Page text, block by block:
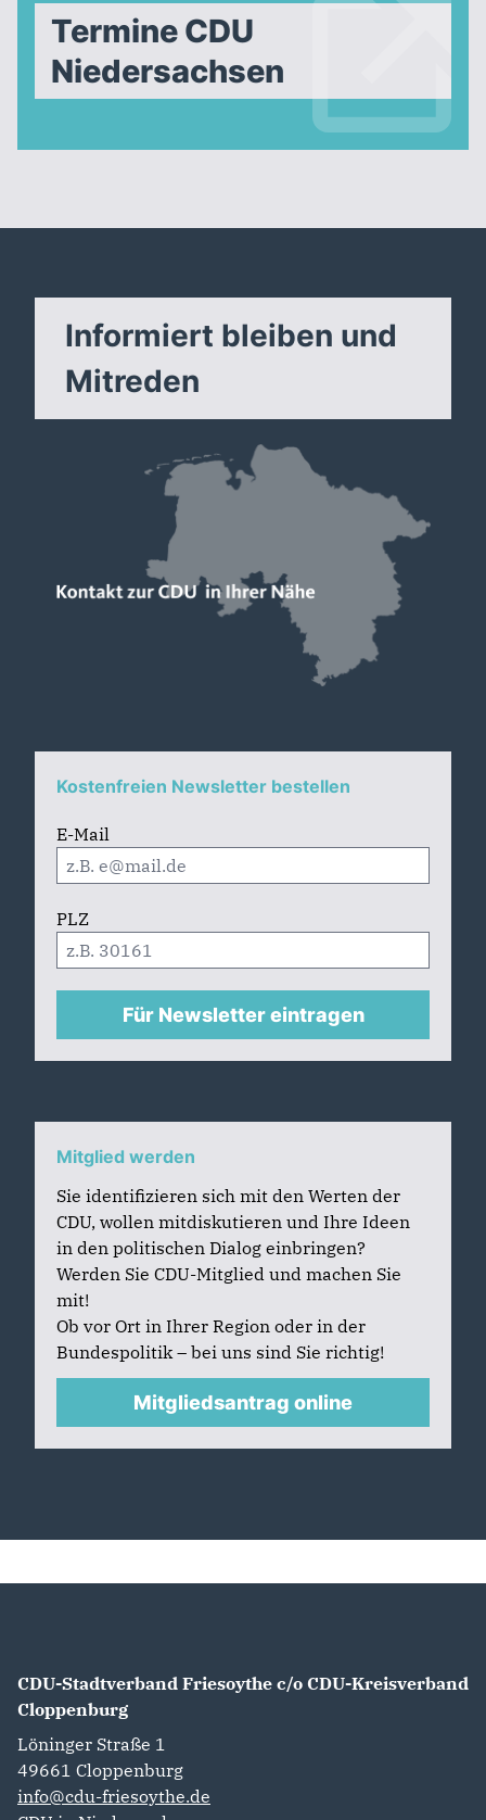
Termine CDU
Niedersachsen
Informiert bleiben und
Mitreden
Kostenfreien Newsletter bestellen
E-Mail
PLZ
Für Newsletter eintragen
Mitglied werden
Sie identifizieren sich mit den Werten der
CDU, wollen mitdiskutieren und Ihre Ideen
in den politischen Dialog einbringen?
Werden Sie CDU-Mitglied und machen Sie
mit!
Ob vor Ort in Ihrer Region oder in der
Bundespolitik – bei uns sind Sie richtig!
Mitgliedsantrag online
CDU-Stadtverband Friesoythe c/o CDU-Kreisverband
Cloppenburg
Löninger Straße 1
49661 Cloppenburg
info@cdu-friesoythe.de